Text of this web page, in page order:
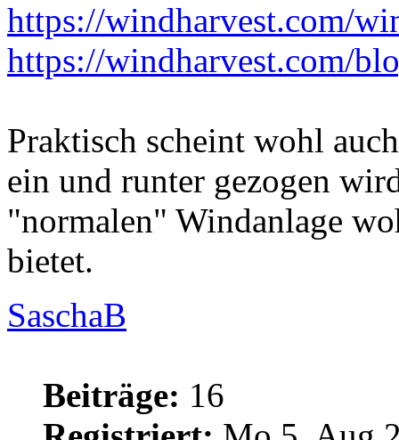
https://windharvest.com/
https://windharvest.com/
Praktisch scheint wohl
ein und runter gezogen
"normalen" Windanlage
bietet.
SaschaB
Beiträge: 16